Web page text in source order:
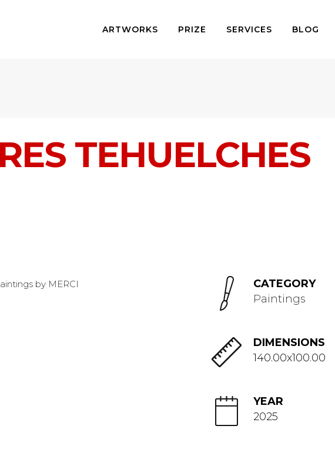
ARTWORKS PRIZE SERVICES BLOG
TEHUELCHES
CATEGORY
Paintings
DIMENSIONS
140.00x100.00
YEAR
2025